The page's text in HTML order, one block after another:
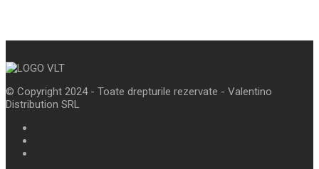
© Copyright 2024 - Toate drepturile rezervate - Valentino
Distribution SRL